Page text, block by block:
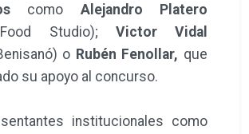
como Alejandro Platero
Studio); Victor Vidal
o Rubén Fenollar, que
su apoyo al concurso.
institucionales como